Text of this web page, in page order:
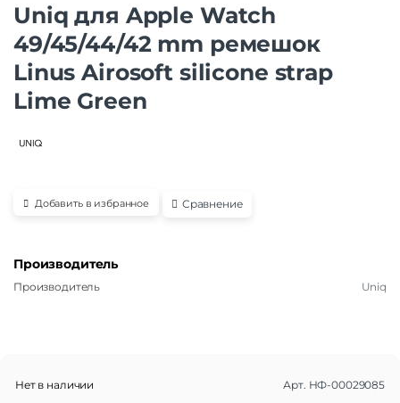
Uniq для Apple Watch
49/45/44/42 mm ремешок
Linus Airosoft silicone strap
Lime Green
Добавить в избранное Сравнение
Производитель
Производитель Uniq
Нет в наличии Арт. НФ-00029085